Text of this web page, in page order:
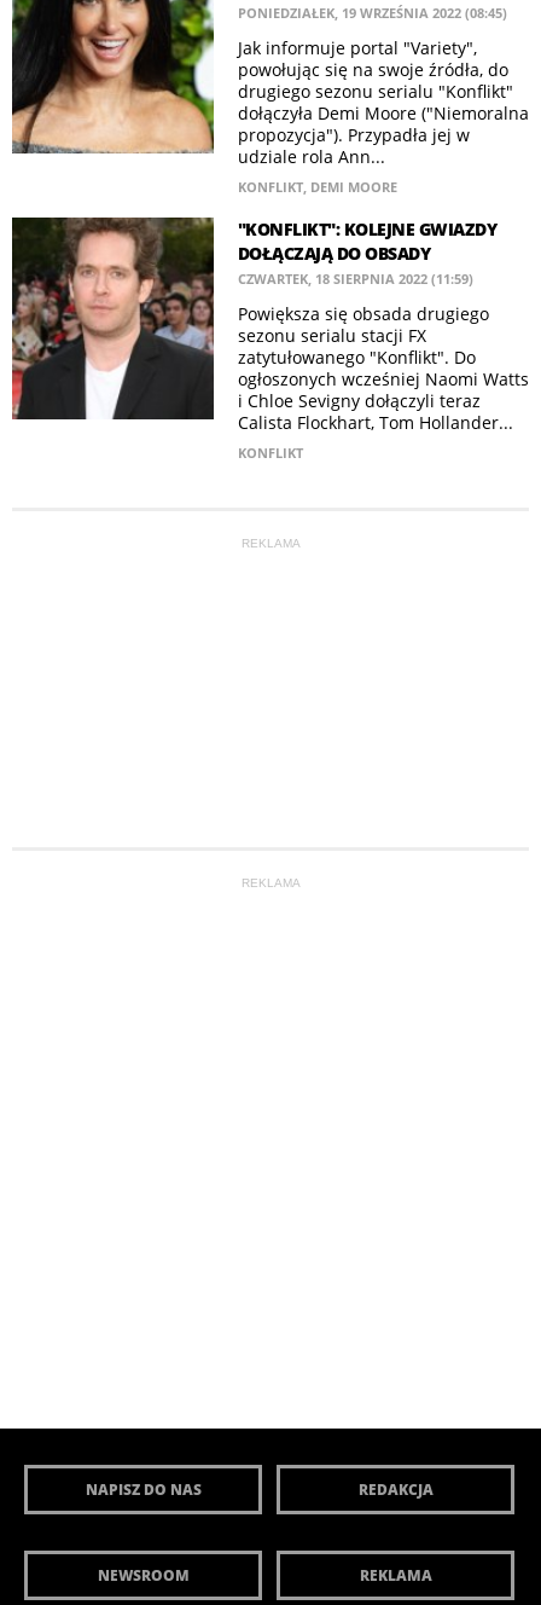
PONIEDZIAŁEK, 19 WRZEŚNIA 2022 (08:45)
Jak informuje portal "Variety",
powołując się na swoje źródła, do
drugiego sezonu serialu "Konflikt"
dołączyła Demi Moore ("Niemoralna
propozycja"). Przypadła jej w
udziale rola Ann...
KONFLIKT, DEMI MOORE
"KONFLIKT": KOLEJNE GWIAZDY
DOŁĄCZAJĄ DO OBSADY
CZWARTEK, 18 SIERPNIA 2022 (11:59)
Powiększa się obsada drugiego
sezonu serialu stacji FX
zatytułowanego "Konflikt". Do
ogłoszonych wcześniej Naomi Watts
i Chloe Sevigny dołączyli teraz
Calista Flockhart, Tom Hollander...
KONFLIKT
REKLAMA
REKLAMA
NAPISZ DO NAS REDAKCJA
NEWSROOM REKLAMA